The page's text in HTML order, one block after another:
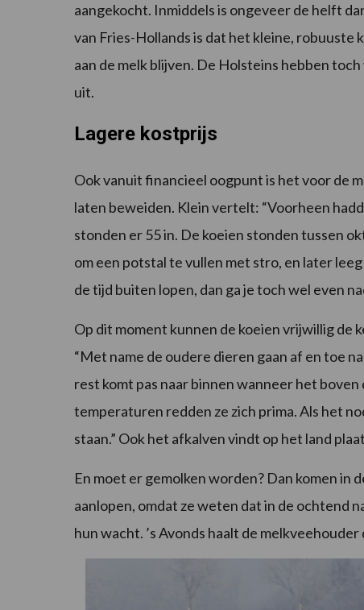
aangekocht. Inmiddels is ongeveer de helft
van Fries-Hollands is dat het kleine, robuuste
aan de melk blijven. De Holsteins hebben
uit.
Lagere kostprijs
Ook vanuit financieel oogpunt is het voor de
laten beweiden. Klein vertelt: “Voorheen
stonden er 55 in. De koeien stonden tussen
om een potstal te vullen met stro, en later
de tijd buiten lopen, dan ga je toch wel even
Op dit moment kunnen de koeien vrijwillig de
“Met name de oudere dieren gaan af en toe
rest komt pas naar binnen wanneer het boven
temperaturen redden ze zich prima. Als het
staan.” Ook het afkalven vindt op het land
En moet er gemolken worden? Dan komen in
aanlopen, omdat ze weten dat in de ochtend
hun wacht. ’s Avonds haalt de melkveehouder